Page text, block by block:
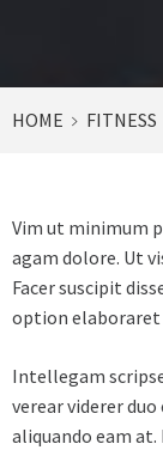
HOME FITNESS
Vim ut minimum
agam dolore. Ut
Facer suscipit
option elaboraret
Intellegam
verear viderer
aliquando eam